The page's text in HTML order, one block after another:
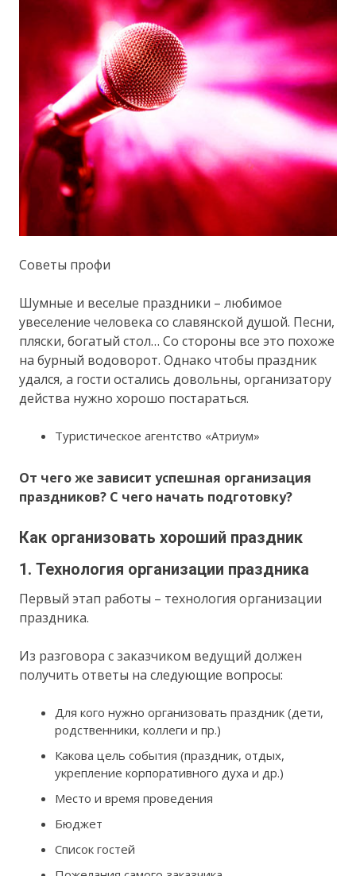
Советы профи
Шумные и веселые праздники – любимое
увеселение человека со славянской душой. Песни,
пляски, богатый стол… Со стороны все это похоже
на бурный водоворот. Однако чтобы праздник
удался, а гости остались довольны, организатору
действа нужно хорошо постараться.
Туристическое агентство «Атриум»
От чего же зависит успешная организация
праздников? С чего начать подготовку?
Как организовать хороший праздник
1. Технология организации праздника
Первый этап работы – технология организации
праздника.
Из разговора с заказчиком ведущий должен
получить ответы на следующие вопросы:
Для кого нужно организовать праздник (дети,
родственники, коллеги и пр.)
Какова цель события (праздник, отдых,
укрепление корпоративного духа и др.)
Место и время проведения
Бюджет
Список гостей